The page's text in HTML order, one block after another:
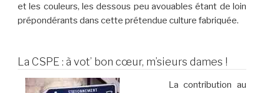
et les couleurs, les dessous peu avouables étant de loin
prépondérants dans cette prétendue culture fabriquée.
La CSPE : à vot’ bon cœur, m’sieurs dames !
La contribution au